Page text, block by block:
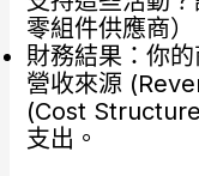
零組件供應商
財務結果：你
營收來源
(Cost
支出。